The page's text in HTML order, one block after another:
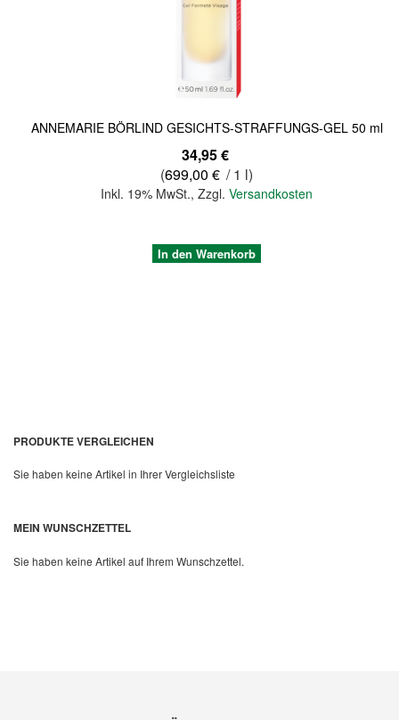
ANNEMARIE BÖRLIND GESICHTS-STRAFFUNGS-GEL 50 ml
34,95 €
(699,00 € / 1 l)
Inkl. 19% MwSt.,Zzgl.Versandkosten
In den Warenkorb
PRODUKTE VERGLEICHEN
Sie haben keine Artikel in Ihrer Vergleichsliste
MEIN WUNSCHZETTEL
Sie haben keine Artikel auf Ihrem Wunschzettel.